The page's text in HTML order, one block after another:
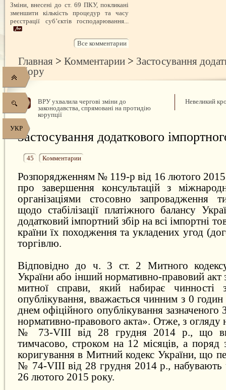
УКР
Законодательство: нормативные акты и проекты № 5 2010
Новые лицензионные условия осуществления деятельности по
практике
Зміни, внесені до ст. 69 ПКУ, покликані
зменшити кількість процедур та часу
реєстрації суб’єктів господарювання...
Все комментарии
Главная > Комментарии > Застосування
збору
ВРУ ухвалила чергові зміни до
законодавства, спрямовані на протидію
корупції
Невеликий
Застосування додаткового
45 Комментарии
Розпорядженням № 119-р від 16 лютого
про завершення консультацій з
організаціями стосовно запровадження
щодо стабілізації платіжного балансу
додатковий імпортний збір на всі імпортні
країни їх походження та укладених угод
торгівлю.
Відповідно до ч. 3 ст. 2 Митного
України або інший нормативно-правовий акт
митної справи, який набирає чинності
опублікування, вважається чинним з 0
днем офіційного опублікування зазначеного
нормативно-правового акта». Отже, з огляду
№ 73-VIII від 28 грудня 2014 р., що
тимчасово, строком на 12 місяців, а поряд
коригування в Митний кодекс України, що
№ 74-VIII від 28 грудня 2014 р., набувають
26 лютого 2015 року.